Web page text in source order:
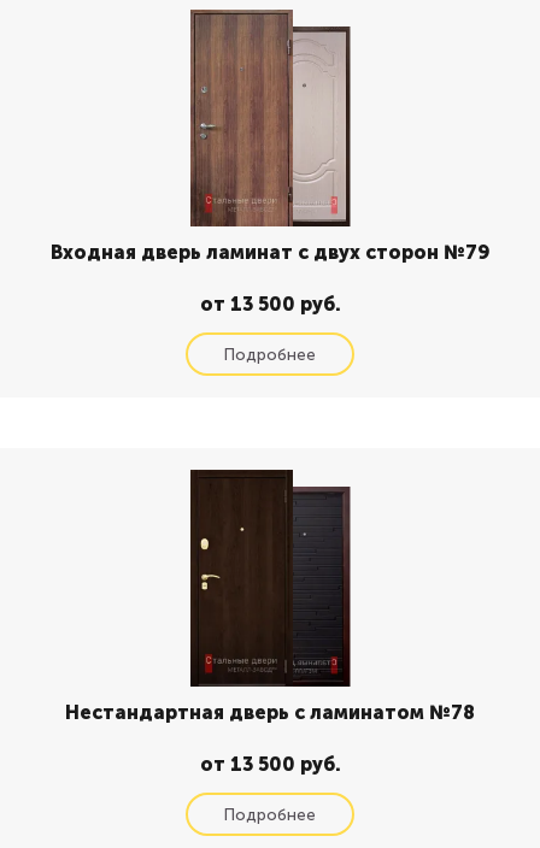
Входная дверь ламинат с двух сторон №79
от 13 500 руб.
Нестандартная дверь с ламинатом №78
от 13 500 руб.